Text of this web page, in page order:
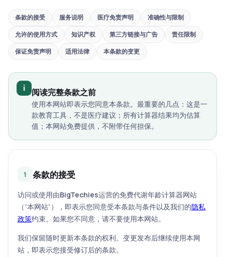
条款的接受 服务说明 医疗免责声明 准确性与限制
允许的使用方式 知识产权 第三方链接与广告 责任限制
保证免责声明 适用法律 本条款的变更
i 阅读完整条款之前
使用本网站即表示您同意本条款。最重要的几点：这是一
款教育工具，不是医疗建议；所有计算器结果均为估算
值；本网站免费提供，不附带任何担保。
1 条款的接受
访问或使用由BigTechies运营的免费代谢年龄计算器网站
（“本网站”），即表示您同意受本条款与条件以及我们的隐私
政策约束。如果您不同意，请不要使用本网站。
我们保留随时更新本条款的权利。变更发布后继续使用本网
站，即表示您接受修订后的条款。